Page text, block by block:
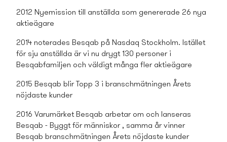
2012 Nyemission till anställda som genererade 26 nya
aktieägare
2014 noterades Besqab på Nasdaq Stockholm. Istället
för sju anställda är vi nu drygt 130 personer i
Besqabfamiljen och väldigt många fler aktieägare
2015 Besqab blir Topp 3 i branschmätningen Årets
nöjdaste kunder
2016 Varumärket Besqab arbetar om och lanseras
Besqab - Byggt för människor , samma år vinner
Besqab branschmätningen Årets nöjdaste kunder